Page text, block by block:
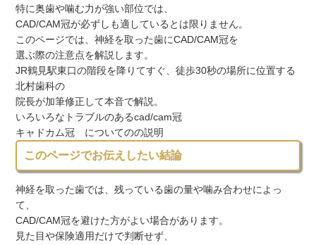
特に奥歯や噛む力が強い部位では、
CAD/CAM冠が必ずしも適しているとは限りません。
このページでは、神経を取った歯にCAD/CAM冠を
選ぶ際の注意点を解説します。
JR鶴見駅東口の階段を降りてすぐ、徒歩30秒の場所に位置する
北村歯科の
院長が加筆修正して本音で解説。
いろいろなトラブルのあるcad/cam冠
キャドカム冠 についてのの説明
このページでお伝えしたい結論
神経を取った歯では、残っている歯の量や噛み合わせによっ
て、
CAD/CAM冠を避けた方がよい場合があります。
見た目や保険適用だけで判断せず、